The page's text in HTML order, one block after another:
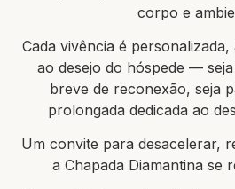
corpo e
Cada vivência é
ao desejo do hóspede —
breve de reconexão, seja
prolongada dedicada ao
Um convite para desacelerar,
a Chapada Diamantina se